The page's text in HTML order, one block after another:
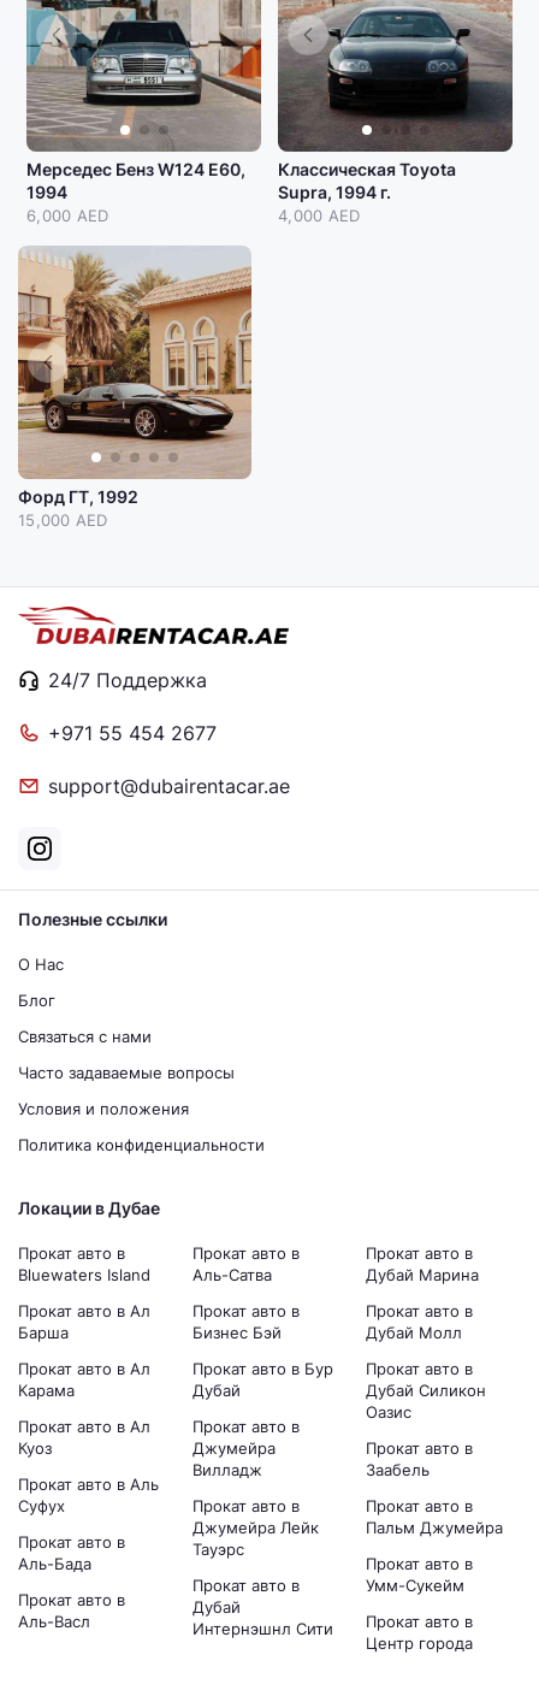
Мерседес Бенз W124 E60,
1994
6,000 AED
Классическая Toyota
Supra, 1994 г.
4,000 AED
Форд ГТ, 1992
15,000 AED
24/7 Поддержка
+971 55 454 2677
support@dubairentacar.ae
Полезные ссылки
О Нас
Блог
Связаться с нами
Часто задаваемые вопросы
Условия и положения
Политика конфиденциальности
Локации в Дубае
Прокат авто в
Bluewaters Island
Прокат авто в Ал
Барша
Прокат авто в Ал
Карама
Прокат авто в Ал
Куоз
Прокат авто в Аль
Суфух
Прокат авто в
Аль-Бада
Прокат авто в
Аль-Васл
Прокат авто в
Аль-Сатва
Прокат авто в
Бизнес Бэй
Прокат авто в Бур
Дубай
Прокат авто в
Джумейра
Вилладж
Прокат авто в
Джумейра Лейк
Тауэрс
Прокат авто в
Дубай
Интернэшнл Сити
Прокат авто в
Дубай Марина
Прокат авто в
Дубай Молл
Прокат авто в
Дубай Силикон
Оазис
Прокат авто в
Заабель
Прокат авто в
Пальм Джумейра
Прокат авто в
Умм-Сукейм
Прокат авто в
Центр города